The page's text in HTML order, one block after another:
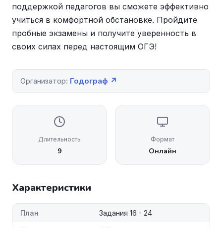
поддержкой педагогов вы сможете эффективно
учиться в комфортной обстановке. Пройдите
пробные экзамены и получите уверенность в
своих силах перед настоящим ОГЭ!
Организатор: Годограф ↗
Длительность
9
Формат
Онлайн
Характеристики
План Задания 16 - 24